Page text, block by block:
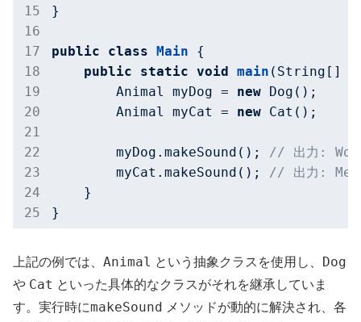
}
public class Main
{
public
static void main (String[]
        Animal myDog =
new Dog();
        Animal myCat =
new Cat();
        myDog.makeSound();
// 出力:
        myCat.makeSound();
// 出力:
    }
上記の例では、 Animal という抽象クラスを使用し、 Dog
や Cat といった具体的なクラスがそれを継承していま
す。実行時にmakeSound
メソッドが動的に解決され、各